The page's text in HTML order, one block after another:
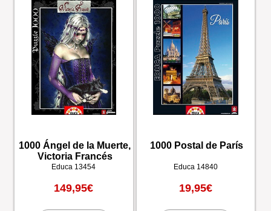
1000 Ángel de la Muerte,
Victoria Francés
Educa 13454
149,95€
1000 Postal de París
Educa 14840
19,95€